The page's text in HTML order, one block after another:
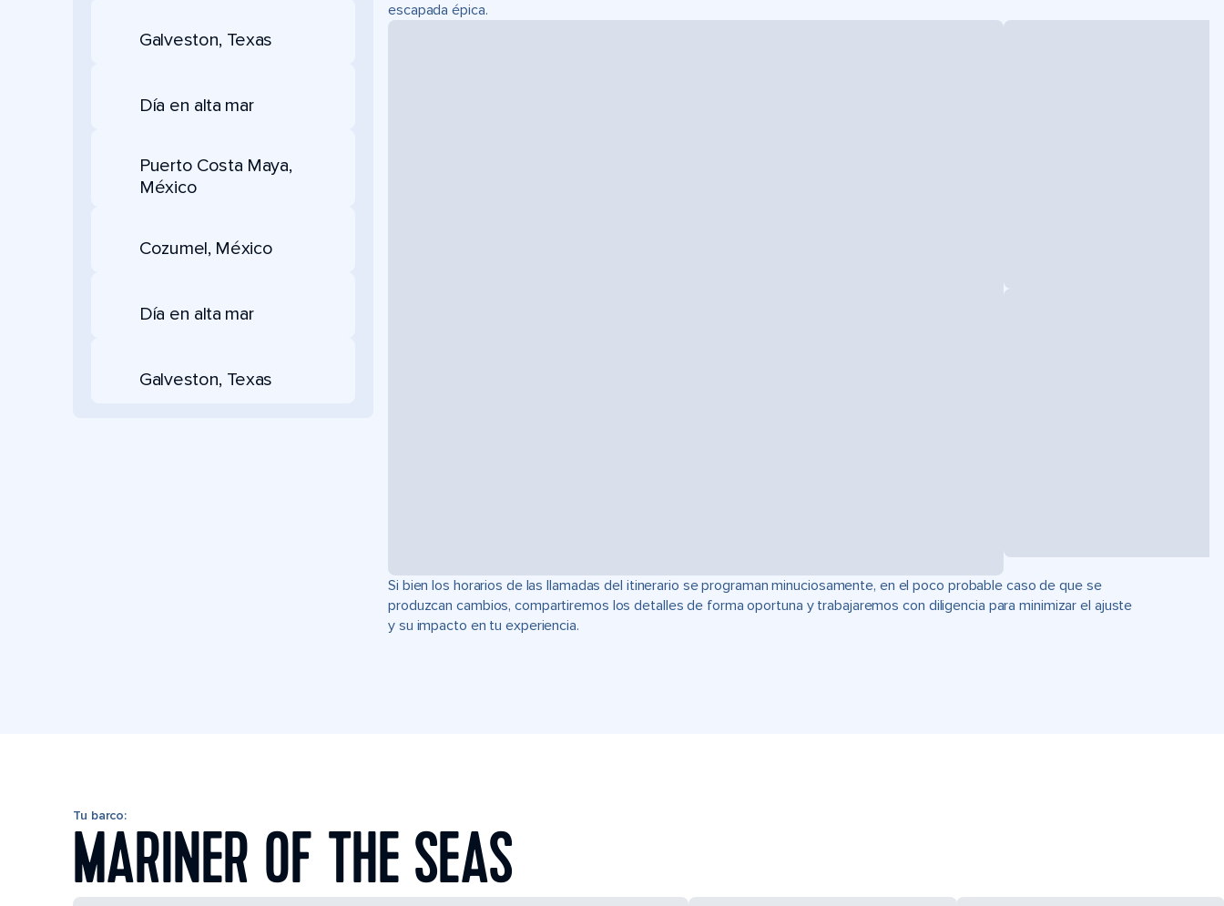
Galveston, Texas
Día en alta mar
Puerto Costa Maya,
México
Cozumel, México
Día en alta mar
Galveston, Texas
escapada épica.
Si bien los horarios de las llamadas del itinerario se programan minuciosamente, en el poco probable caso de que se
produzcan cambios, compartiremos los detalles de forma oportuna y trabajaremos con diligencia para minimizar el ajuste
y su impacto en tu experiencia.
Tu barco:
MARINER OF THE SEAS